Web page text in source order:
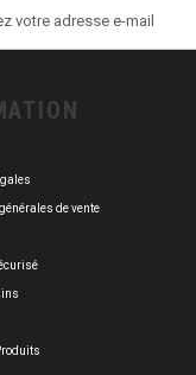
de vente